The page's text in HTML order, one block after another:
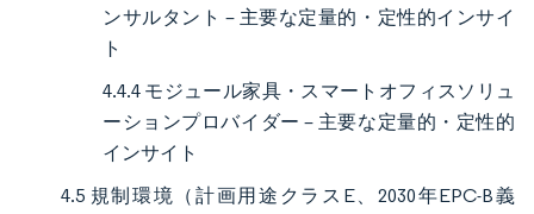
ンサルタント – 主要な定量的・定性的インサイ
ト
4.4.4 モジュール家具・スマートオフィスソリュ
ーションプロバイダー – 主要な定量的・定性的
インサイト
4.5 規制環境（計画用途クラスE、2030年EPC-B義